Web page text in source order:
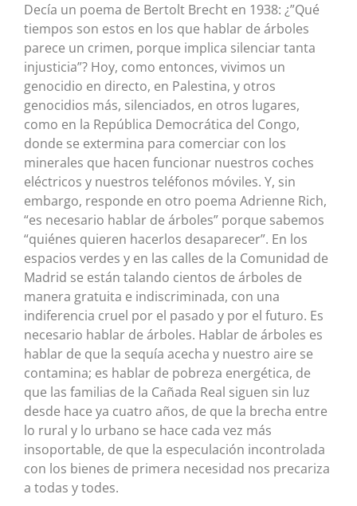
Decía un poema de Bertolt Brecht en 1938: ¿”Qué
tiempos son estos en los que hablar de árboles
parece un crimen, porque implica silenciar tanta
injusticia”? Hoy, como entonces, vivimos un
genocidio en directo, en Palestina, y otros
genocidios más, silenciados, en otros lugares,
como en la República Democrática del Congo,
donde se extermina para comerciar con los
minerales que hacen funcionar nuestros coches
eléctricos y nuestros teléfonos móviles. Y, sin
embargo, responde en otro poema Adrienne Rich,
“es necesario hablar de árboles” porque sabemos
“quiénes quieren hacerlos desaparecer”. En los
espacios verdes y en las calles de la Comunidad de
Madrid se están talando cientos de árboles de
manera gratuita e indiscriminada, con una
indiferencia cruel por el pasado y por el futuro. Es
necesario hablar de árboles. Hablar de árboles es
hablar de que la sequía acecha y nuestro aire se
contamina; es hablar de pobreza energética, de
que las familias de la Cañada Real siguen sin luz
desde hace ya cuatro años, de que la brecha entre
lo rural y lo urbano se hace cada vez más
insoportable, de que la especulación incontrolada
con los bienes de primera necesidad nos precariza
a todas y todes.